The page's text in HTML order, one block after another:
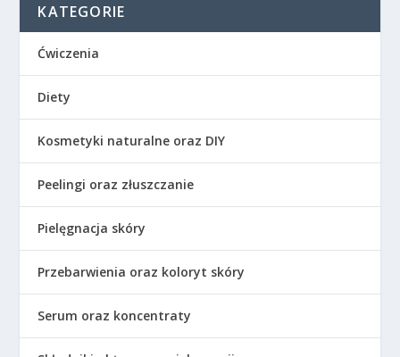
KATEGORIE
Ćwiczenia
Diety
Kosmetyki naturalne oraz DIY
Peelingi oraz złuszczanie
Pielęgnacja skóry
Przebarwienia oraz koloryt skóry
Serum oraz koncentraty